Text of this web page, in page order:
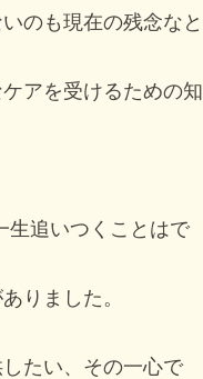
のも現在の残念なと
アを受けるための知
生追いつくことはで
りました。
たい、その一心で